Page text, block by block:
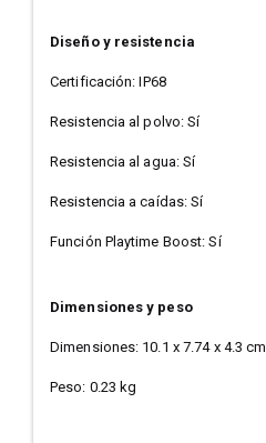
Diseño y resistencia
Certificación: IP68
Resistencia al polvo: Sí
Resistencia al agua: Sí
Resistencia a caídas: Sí
Función Playtime Boost: Sí
Dimensiones y peso
Dimensiones: 10.1 x 7.74 x 4.3 cm
Peso: 0.23 kg